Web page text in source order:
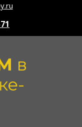
в